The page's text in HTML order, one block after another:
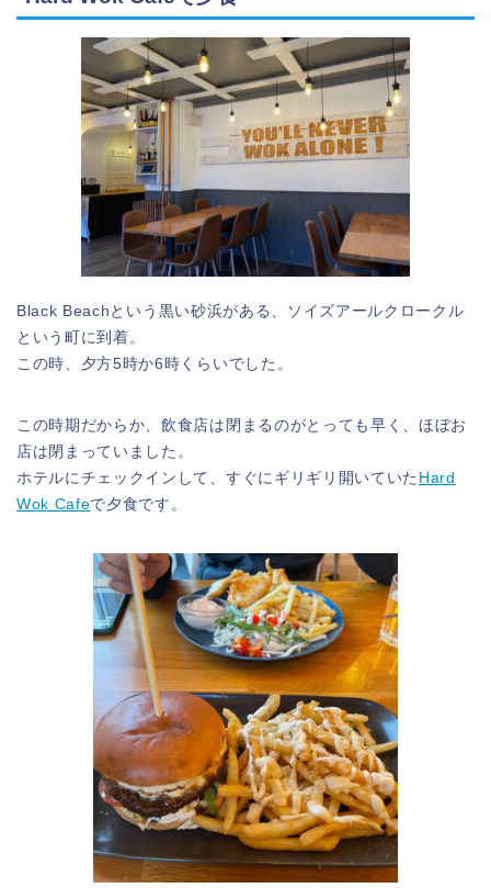
Black Beachという黒い砂浜がある、ソイズアールクロークル
という町に到着。
この時、夕方5時か6時くらいでした。
この時期だからか、飲食店は閉まるのがとっても早く、ほぼお
店は閉まっていました。
ホテルにチェックインして、すぐにギリギリ開いていた Hard
Wok Cafeで夕食です。